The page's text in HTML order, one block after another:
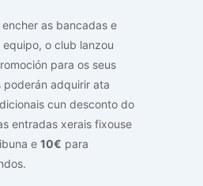
as bancadas e
o club lanzou
para os seus
poderán adquirir ata
cun desconto do
entradas xerais fixouse
e 10€ para